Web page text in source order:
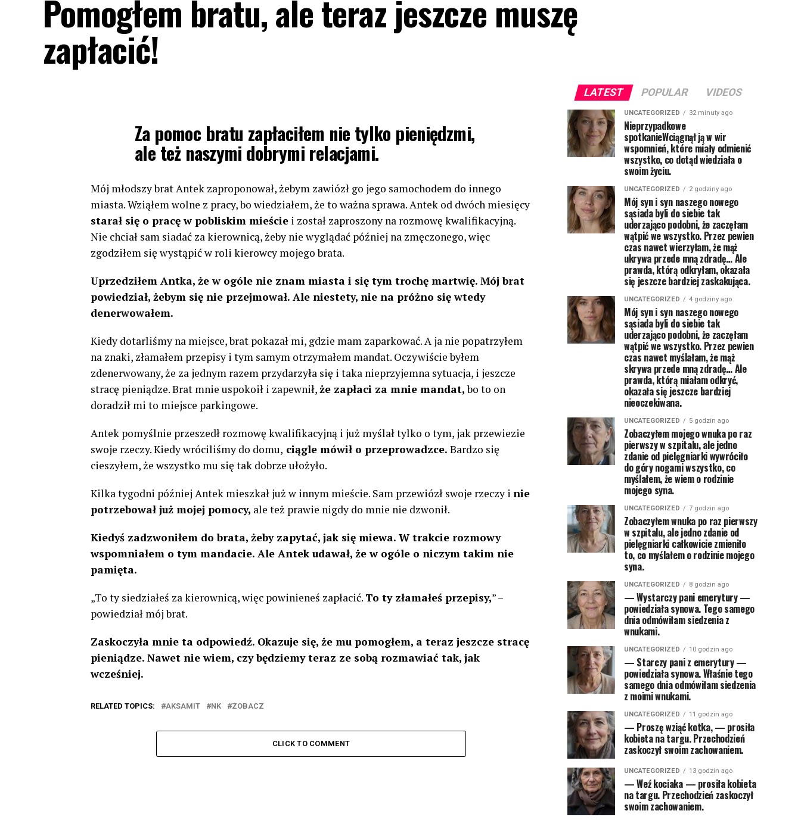
Pomogłem bratu, ale teraz jeszcze muszę
zapłacić!
Za pomoc bratu zapłaciłem nie tylko pieniędzmi,
ale też naszymi dobrymi relacjami.
Mój młodszy brat Antek zaproponował, żebym zawiózł go jego samochodem do innego
miasta. Wziąłem wolne z pracy, bo wiedziałem, że to ważna sprawa. Antek od dwóch miesięcy
starał się o pracę w pobliskim mieście i został zaproszony na rozmowę kwalifikacyjną.
Nie chciał sam siadać za kierownicą, żeby nie wyglądać później na zmęczonego, więc
zgodziłem się wystąpić w roli kierowcy mojego brata.
Uprzedziłem Antka, że ​​w ogóle nie znam miasta i się tym trochę martwię. Mój brat
powiedział, żebym się nie przejmował. Ale niestety, nie na próżno się wtedy
denerwowałem.
Kiedy dotarliśmy na miejsce, brat pokazał mi, gdzie mam zaparkować. A ja nie popatrzyłem
na znaki, złamałem przepisy i tym samym otrzymałem mandat. Oczywiście byłem
zdenerwowany, że za jednym razem przydarzyła się i taka nieprzyjemna sytuacja, i jeszcze
stracę pieniądze. Brat mnie uspokoił i zapewnił,że zapłaci za mnie mandat,bo to on
doradził mi to miejsce parkingowe.
Antek pomyślnie przeszedł rozmowę kwalifikacyjną i już myślał tylko o tym, jak przewiezie
swoje rzeczy. Kiedy wróciliśmy do domu, ciągle mówił o przeprowadzce. Bardzo się
cieszyłem, że wszystko mu się tak dobrze ułożyło.
Kilka tygodni później Antek mieszkał już w innym mieście. Sam przewiózł swoje rzeczy i nie
potrzebował już mojej pomocy, ale też prawie nigdy do mnie nie dzwonił.
Kiedyś zadzwoniłem do brata, żeby zapytać, jak się miewa. W trakcie rozmowy
wspomniałem o tym mandacie. Ale Antek udawał, że w ogóle o niczym takim nie
pamięta.
„To ty siedziałeś za kierownicą, więc powinieneś zapłacić. To ty złamałeś przepisy,” –
powiedział mój brat.
Zaskoczyła mnie ta odpowiedź. Okazuje się, że mu pomogłem, a teraz jeszcze stracę
pieniądze. Nawet nie wiem, czy będziemy teraz ze sobą rozmawiać tak, jak
wcześniej.
RELATED TOPICS: AKSAMIT NK ZOBACZ
CLICK TO COMMENT
LATEST POPULAR VIDEOS
UNCATEGORIZED 32 minuty ago
Nieprzypadkowe
spotkanieWciągnął ją w wir
wspomnień, które miały odmienić
wszystko, co dotąd wiedziała o
swoim życiu.
UNCATEGORIZED 2 godziny ago
Mój syn i syn naszego nowego
sąsiada byli do siebie tak
uderzająco podobni, że zaczęłam
wątpić we wszystko. Przez pewien
czas nawet wierzyłam, że mąż
ukrywa przede mną zdradę… Ale
prawda, którą odkryłam, okazała
się jeszcze bardziej zaskakująca.
UNCATEGORIZED 4 godziny ago
Mój syn i syn naszego nowego
sąsiada byli do siebie tak
uderzająco podobni, że zaczęłam
wątpić we wszystko. Przez pewien
czas nawet myślałam, że mąż
skrywa przede mną zdradę… Ale
prawda, którą miałam odkryć,
okazała się jeszcze bardziej
nieoczekiwana.
UNCATEGORIZED 5 godzin ago
Zobaczyłem mojego wnuka po raz
pierwszy w szpitalu, ale jedno
zdanie od pielęgniarki wywróciło
do góry nogami wszystko, co
myślałem, że wiem o rodzinie
mojego syna.
UNCATEGORIZED 7 godzin ago
Zobaczyłem wnuka po raz pierwszy
w szpitalu, ale jedno zdanie od
pielęgniarki całkowicie zmieniło
to, co myślałem o rodzinie mojego
syna.
UNCATEGORIZED 8 godzin ago
— Wystarczy pani emerytury —
powiedziała synowa. Tego samego
dnia odmówiłam siedzenia z
wnukami.
UNCATEGORIZED 10 godzin ago
— Starczy pani z emerytury —
powiedziała synowa. Właśnie tego
samego dnia odmówiłam siedzenia
z moimi wnukami.
UNCATEGORIZED 11 godzin ago
— Proszę wziąć kotka, — prosiła
kobieta na targu. Przechodzień
zaskoczył swoim zachowaniem.
UNCATEGORIZED 13 godzin ago
— Weź kociaka — prosiła kobieta
na targu. Przechodzień zaskoczył
swoim zachowaniem.